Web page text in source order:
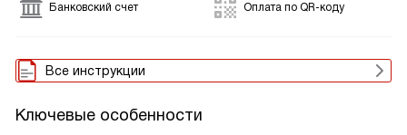
Банковский счет Оплата по QR-коду
Все инструкции
Ключевые особенности